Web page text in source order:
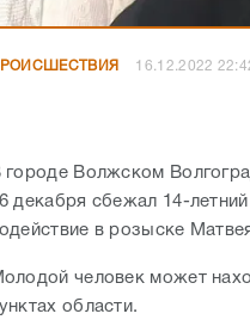
16.12.2022
городе Волжском
декабря сбежал 14-
в розыске
человек может
области.